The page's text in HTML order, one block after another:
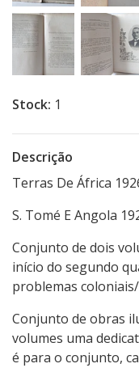
Stock: 1
Descrição
Terras De África
S. Tomé E Angola
Conjunto de dois
início do segundo
problemas
Conjunto de obras
volumes uma
é para o conjunto,